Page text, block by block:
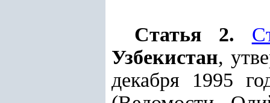
Статья 2.
Узбекистан,
декабря 1995